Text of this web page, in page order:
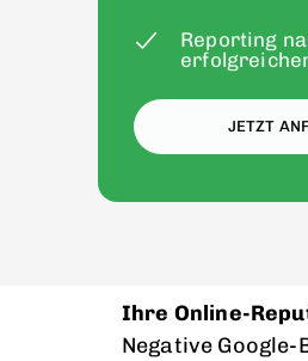
Reporting
JETZT
Ihre Online-
Negative